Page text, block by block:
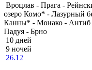
Вроцлав - Прага -
озеро Комо* - Лазурный
Канны* - Монако - Антиб
Падуя - Брно
10 дней
9 ночей
26.12